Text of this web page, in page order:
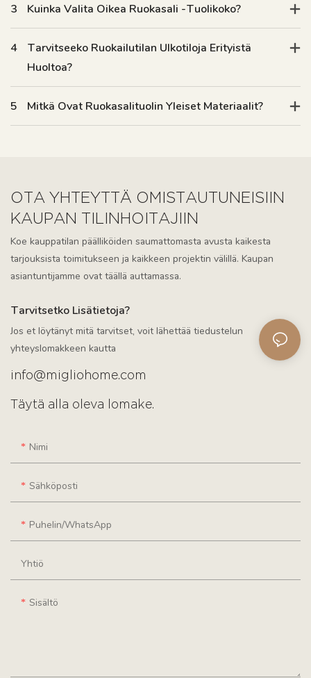
3 Kuinka Valita Oikea Ruokasali -tuolikoko?
4
Tarvitseeko Ruokailutilan Ulkotiloja Erityistä
Huoltoa?
5 Mitkä Ovat Ruokasalituolin Yleiset Materiaalit?
OTA YHTEYTTÄ OMISTAUTUNEISIIN
KAUPAN TILINHOITAJIIN
Koe kauppatilan päälliköiden saumattomasta avusta kaikesta
tarjouksista toimitukseen ja kaikkeen projektin välillä. Kaupan
asiantuntijamme ovat täällä auttamassa.
Tarvitsetko Lisätietoja?
Jos et löytänyt mitä tarvitset, voit lähettää tiedustelun
yhteyslomakkeen kautta
info@migliohome.com
Täytä alla oleva lomake.
Nimi
Sähköposti
Puhelin/WhatsApp
Yhtiö
Sisältö